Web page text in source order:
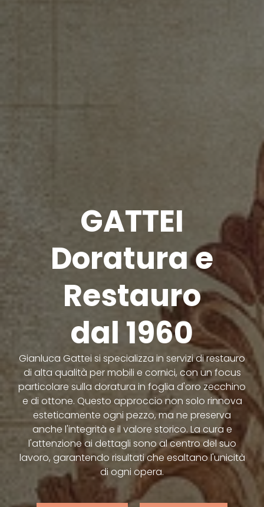
GATTEI
Doratura e
Restauro
dal 1960
Gianluca Gattei si specializza in servizi di restauro
di alta qualità per mobili e cornici, con un focus
particolare sulla doratura in foglia d'oro zecchino
e di ottone. Questo approccio non solo rinnova
esteticamente ogni pezzo, ma ne preserva
anche l'integrità e il valore storico. La cura e
l'attenzione ai dettagli sono al centro del suo
lavoro, garantendo risultati che esaltano l'unicità
di ogni opera.